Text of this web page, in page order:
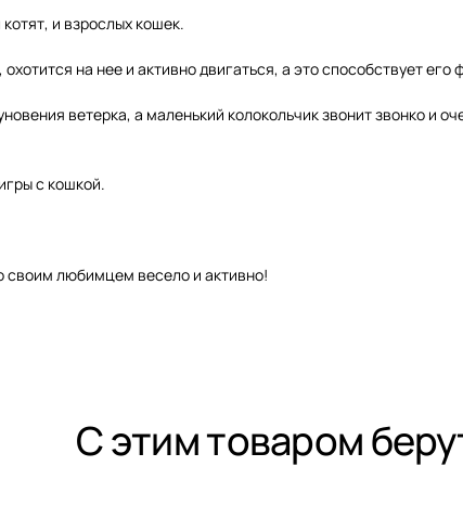
и взрослых кошек.
на нее и активно двигаться, а это способствует
ветерка, а маленький колокольчик звонит звонко и
с кошкой.
своим любимцем весело и активно!
С этим товаром